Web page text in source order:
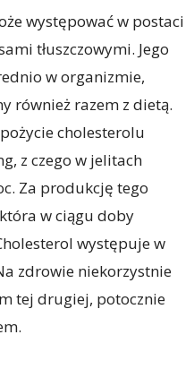
występować w postaci
tłuszczowymi. Jego
w organizmie,
również razem z dietą.
cholesterolu
z czego w jelitach
Za produkcję tego
w ciągu doby
występuje w
zdrowie niekorzystnie
tej drugiej, potocznie